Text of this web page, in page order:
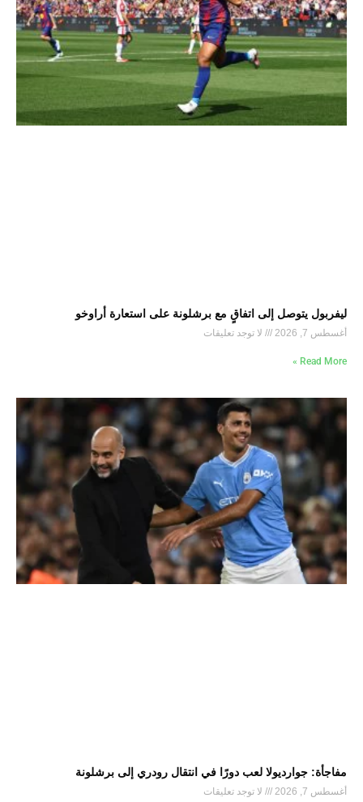
ليفربول يتوصل إلى اتفاقٍ مع برشلونة على استعارة أراوخو
أغسطس 7, 2026 لا توجد تعليقات
Read More »
مفاجأة: جوارديولا لعب دورًا في انتقال رودري إلى برشلونة
أغسطس 7, 2026 لا توجد تعليقات